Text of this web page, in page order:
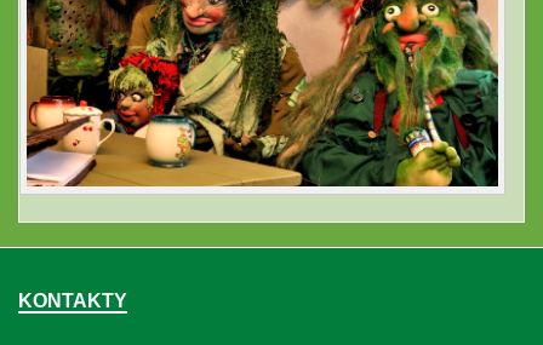
KONTAKTY